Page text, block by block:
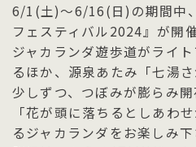
6/1(土)～6/16(日)の期間中
フェスティバル2024』が開
ジャカランダ遊歩道がライ
るほか、源泉あたみ「七湯
少しずつ、つぼみが膨らみ
「花が頭に落ちるとしあわ
るジャカランダをお楽しみ